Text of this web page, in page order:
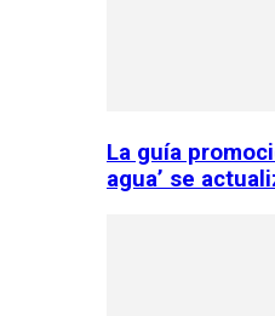
La guía
agua’ se